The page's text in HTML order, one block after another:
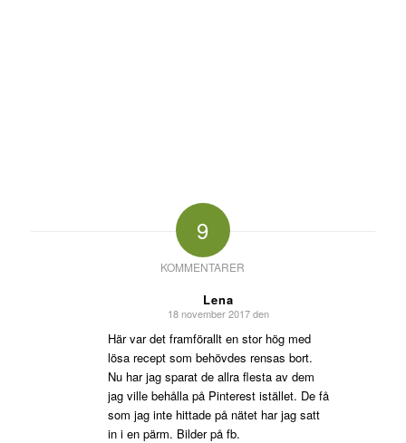
9
KOMMENTARER
Lena
18 november 2017 den
Här var det framförallt en stor hög med
lösa recept som behövdes rensas bort.
Nu har jag sparat de allra flesta av dem
jag ville behålla på Pinterest istället. De få
som jag inte hittade på nätet har jag satt
in i en pärm. Bilder på fb.